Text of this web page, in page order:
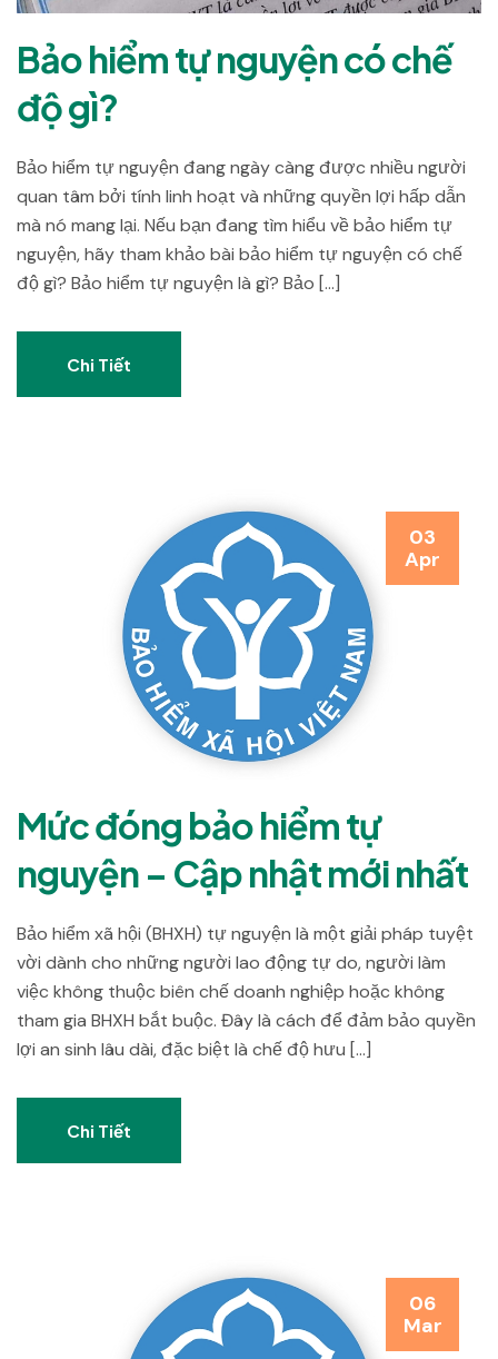
Bảo hiểm tự nguyện có chế
độ gì?
Bảo hiểm tự nguyện đang ngày càng được nhiều người
quan tâm bởi tính linh hoạt và những quyền lợi hấp dẫn
mà nó mang lại. Nếu bạn đang tìm hiểu về bảo hiểm tự
nguyện, hãy tham khảo bài bảo hiểm tự nguyện có chế
độ gì? Bảo hiểm tự nguyện là gì? Bảo […]
Chi Tiết
03
Apr
Mức đóng bảo hiểm tự
nguyện – Cập nhật mới nhất
Bảo hiểm xã hội (BHXH) tự nguyện là một giải pháp tuyệt
vời dành cho những người lao động tự do, người làm
việc không thuộc biên chế doanh nghiệp hoặc không
tham gia BHXH bắt buộc. Đây là cách để đảm bảo quyền
lợi an sinh lâu dài, đặc biệt là chế độ hưu […]
Chi Tiết
06
Mar